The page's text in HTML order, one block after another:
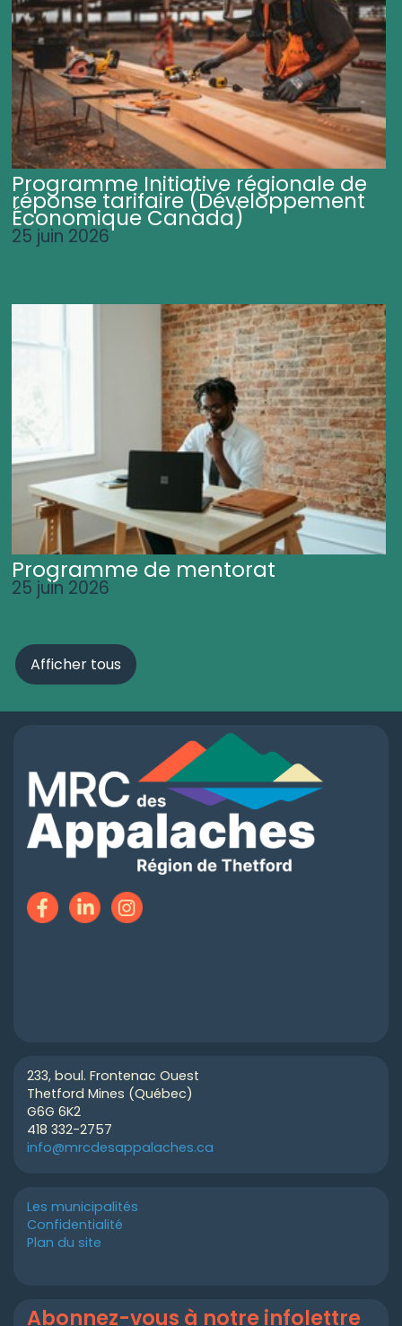
Programme Initiative régionale de
réponse tarifaire (Développement
Économique Canada)
25 juin 2026
Programme de mentorat
25 juin 2026
Afficher tous
233, boul. Frontenac Ouest
Thetford Mines (Québec)
G6G 6K2
418 332-2757
info@mrcdesappalaches.ca
Les municipalités
Confidentialité
Plan du site
Abonnez-vous à notre infolettre